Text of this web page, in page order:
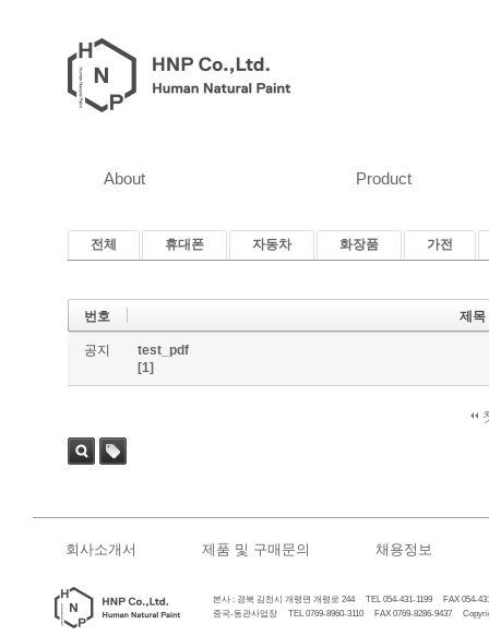
About Product
전체 휴대폰 자동차 화장품 가전
번호 제목
공지
test_pdf
[1]
회사소개서 제품 및 구매문의 채용정보
본사 : 경북 김천시 개령면 개령로 244 TEL 054-431-1199 FAX 054-
중국-동관사업장 TEL 0769-8960-3110 FAX 0769-8286-9437